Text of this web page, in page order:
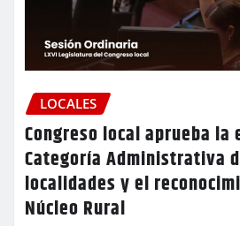
LOCALES
Congreso local aprueba la
Categoría Administrativa
localidades y el
Núcleo Rural